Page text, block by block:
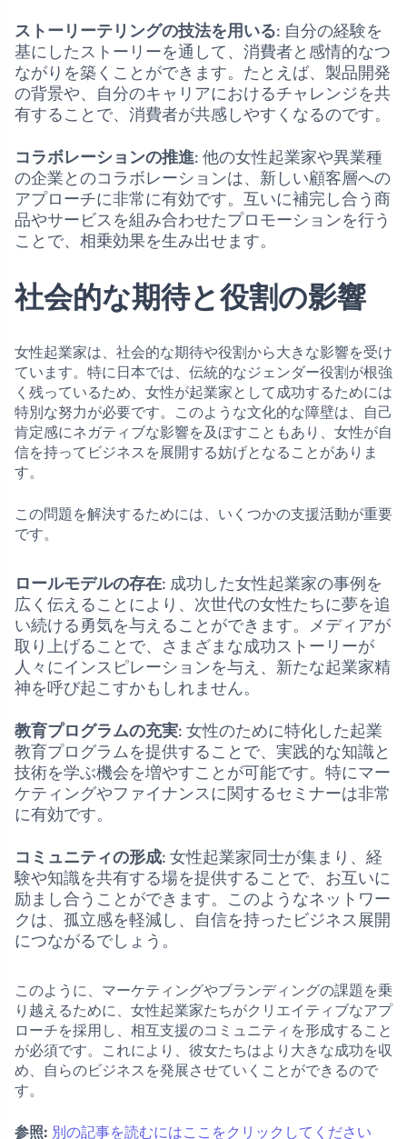
ストーリーテリングの技法を用いる: 自分の経験を
基にしたストーリーを通して、消費者と感情的なつ
ながりを築くことができます。たとえば、製品開発
の背景や、自分のキャリアにおけるチャレンジを共
有することで、消費者が共感しやすくなるのです。
コラボレーションの推進: 他の女性起業家や異業種
の企業とのコラボレーションは、新しい顧客層への
アプローチに非常に有効です。互いに補完し合う商
品やサービスを組み合わせたプロモーションを行う
ことで、相乗効果を生み出せます。
社会的な期待と役割の影響
女性起業家は、社会的な期待や役割から大きな影響を受け
ています。特に日本では、伝統的なジェンダー役割が根強
く残っているため、女性が起業家として成功するためには
特別な努力が必要です。このような文化的な障壁は、自己
肯定感にネガティブな影響を及ぼすこともあり、女性が自
信を持ってビジネスを展開する妨げとなることがありま
す。
この問題を解決するためには、いくつかの支援活動が重要
です。
ロールモデルの存在: 成功した女性起業家の事例を
広く伝えることにより、次世代の女性たちに夢を追
い続ける勇気を与えることができます。メディアが
取り上げることで、さまざまな成功ストーリーが
人々にインスピレーションを与え、新たな起業家精
神を呼び起こすかもしれません。
教育プログラムの充実: 女性のために特化した起業
教育プログラムを提供することで、実践的な知識と
技術を学ぶ機会を増やすことが可能です。特にマー
ケティングやファイナンスに関するセミナーは非常
に有効です。
コミュニティの形成: 女性起業家同士が集まり、経
験や知識を共有する場を提供することで、お互いに
励まし合うことができます。このようなネットワー
クは、孤立感を軽減し、自信を持ったビジネス展開
につながるでしょう。
このように、マーケティングやブランディングの課題を乗
り越えるために、女性起業家たちがクリエイティブなアプ
ローチを採用し、相互支援のコミュニティを形成すること
が必須です。これにより、彼女たちはより大きな成功を収
め、自らのビジネスを発展させていくことができるので
す。
参照: 別の記事を読むにはここをクリックしてください